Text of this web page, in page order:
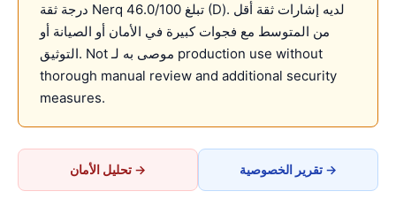
درجة ثقة Nerq تبلغ 46.0/100 (D). لديه إشارات ثقة أقل
من المتوسط مع فجوات كبيرة في الأمان أو الصيانة أو
التوثيق. Not موصى به لـ production use without
thorough manual review and additional security
measures.
تحليل الأمان → تقرير الخصوصية →